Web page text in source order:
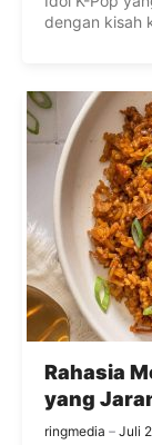
dengan kisah
Rahasia
yang
ringmedia Juli